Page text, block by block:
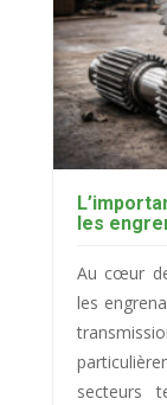
les
Au cœur
les
secteurs